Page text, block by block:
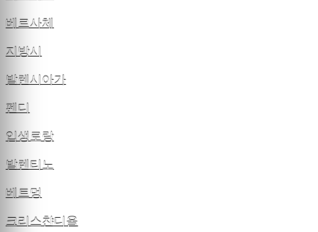
베르사체
지방시
발렌시아가
펜디
입생로랑
발렌티노
베트멍
크리스챤디올